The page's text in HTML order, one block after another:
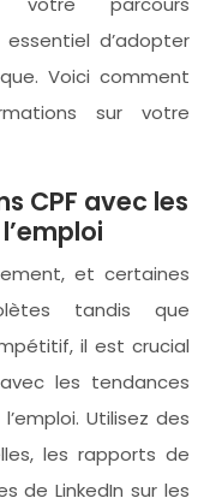
d’adopter
Voici comment
sur votre
CPF avec les
et certaines
tandis que
il est crucial
les tendances
Utilisez des
les rapports de
de LinkedIn sur les